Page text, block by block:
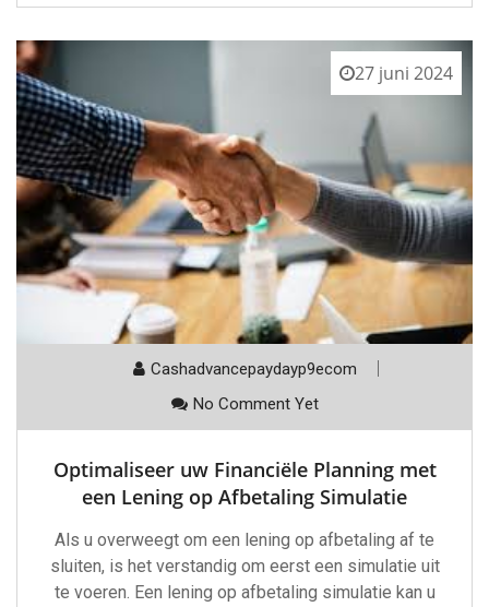
27 juni 2024
Cashadvancepaydayp9ecom
No Comment Yet
Optimaliseer uw Financiële Planning met
een Lening op Afbetaling Simulatie
Als u overweegt om een lening op afbetaling af te
sluiten, is het verstandig om eerst een simulatie uit
te voeren. Een lening op afbetaling simulatie kan u